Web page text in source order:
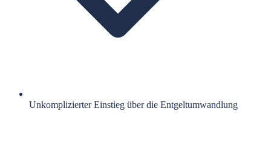
Unkomplizierter Einstieg über die Entgeltumwandlung